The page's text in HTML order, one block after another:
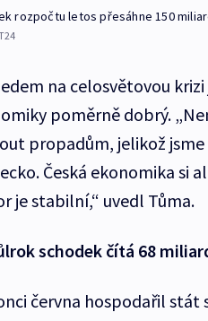
rozpočtu letos přesáhne 150
na celosvětovou
poměrně dobrý.
propadům, jelikož
Česká ekonomika si
je stabilní,“ uvedl Tůma.
schodek čítá 68
června hospodařil stát